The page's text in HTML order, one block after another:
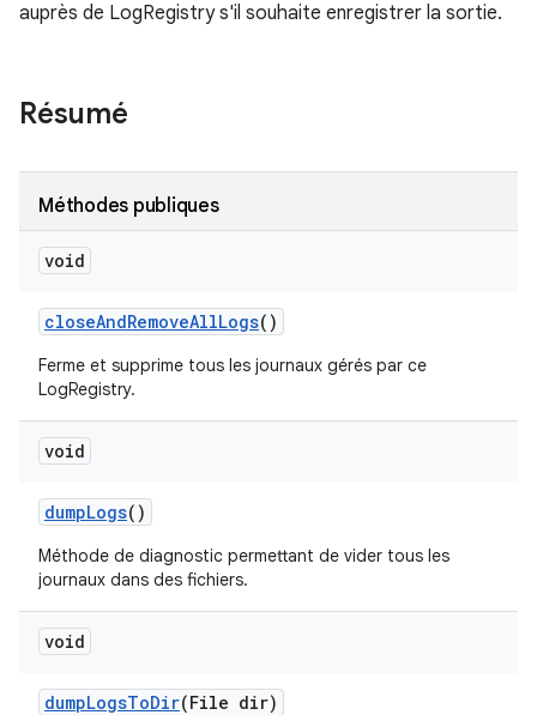
auprès de LogRegistry s'il souhaite enregistrer la sortie.
Résumé
Méthodes publiques
void
closeAndRemoveAllLogs()
Ferme et supprime tous les journaux gérés par ce
LogRegistry.
void
dumpLogs()
Méthode de diagnostic permettant de vider tous les
journaux dans des fichiers.
void
dumpLogsToDir(File dir)